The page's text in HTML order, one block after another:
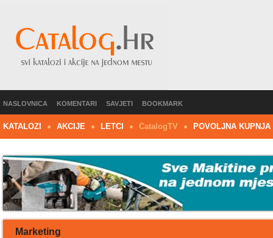
NASLOVNICA KOMENTARI SAVJETI BOOKMARK
KATALOZI AKCIJE LETCI CatalogTV POVOLJNA KUPNJA
Marketing